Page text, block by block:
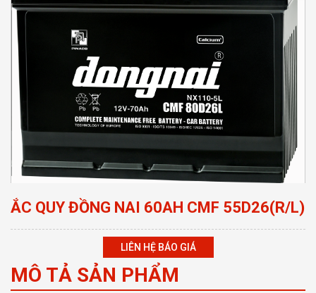
ẮC QUY ĐỒNG NAI 60AH CMF 55D26(R/L)
LIÊN HỆ BÁO GIÁ
MÔ TẢ SẢN PHẨM